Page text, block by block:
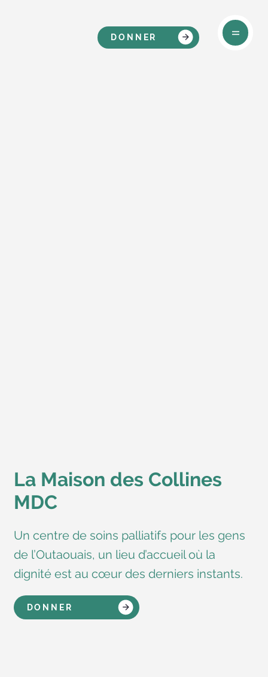
DONNER
La Maison des Collines
MDC
Un centre de soins palliatifs pour les gens
de l’Outaouais, un lieu d’accueil où la
dignité est au cœur des derniers instants.
DONNER